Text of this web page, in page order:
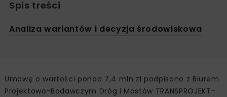
Spis treści
Analiza wariantów i decyzja środowiskowa
Umowę o wartości ponad 7,4 mln zł podpisano z Biurem
Projektowo-Badawczym Dróg i Mostów TRANSPROJEKT-